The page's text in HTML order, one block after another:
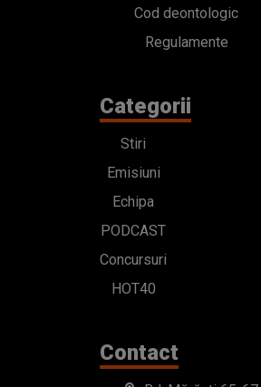
Cod deontologic
Regulamente
Categorii
Stiri
Emisiuni
Echipa
PODCAST
Concursuri
HOT40
Contact